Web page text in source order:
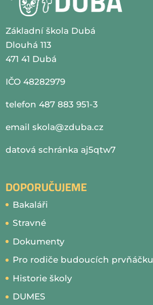
Základní škola Dubá
Dlouhá 113
471 41 Dubá
IČO 48282979
telefon 487 883 951-3
emailskola@zduba.cz
datová schránka aj5qtw7
DOPORUČUJEME
Bakaláři
Stravné
Dokumenty
Pro rodiče budoucích prvňáčku
Historie školy
DUMES